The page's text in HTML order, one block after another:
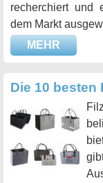
recherchiert und
dem Markt
MEHR
Die 10 besten